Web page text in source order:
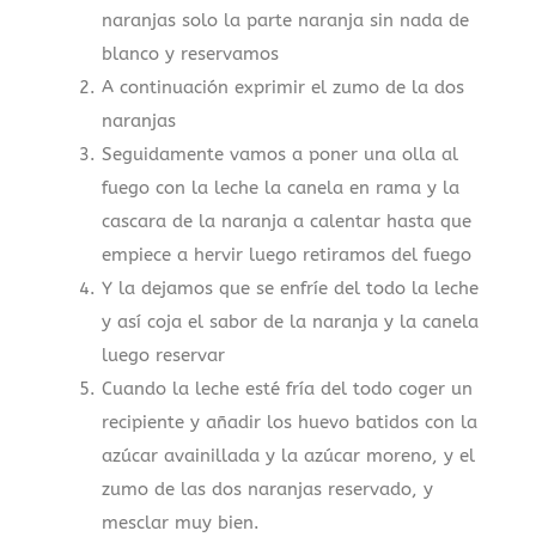
naranjas solo la parte naranja sin nada de
blanco y reservamos
A continuación exprimir el zumo de la dos
naranjas
Seguidamente vamos a poner una olla al
fuego con la leche la canela en rama y la
cascara de la naranja a calentar hasta que
empiece a hervir luego retiramos del fuego
Y la dejamos que se enfríe del todo la leche
y así coja el sabor de la naranja y la canela
luego reservar
Cuando la leche esté fría del todo coger un
recipiente y añadir los huevo batidos con la
azúcar avainillada y la azúcar moreno, y el
zumo de las dos naranjas reservado, y
mesclar muy bien.